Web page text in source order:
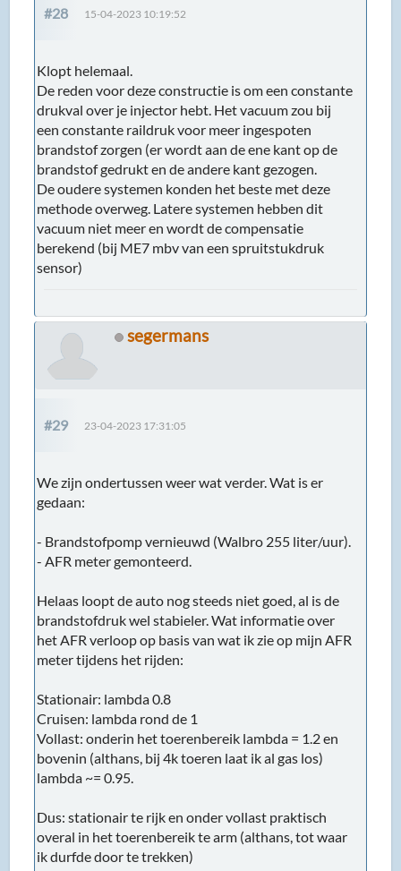
#28 15-04-2023 10:19:52
Klopt helemaal.
De reden voor deze constructie is om een constante
drukval over je injector hebt. Het vacuum zou bij
een constante raildruk voor meer ingespoten
brandstof zorgen (er wordt aan de ene kant op de
brandstof gedrukt en de andere kant gezogen.
De oudere systemen konden het beste met deze
methode overweg. Latere systemen hebben dit
vacuum niet meer en wordt de compensatie
berekend (bij ME7 mbv van een spruitstukdruk
sensor)
segermans
#29 23-04-2023 17:31:05
We zijn ondertussen weer wat verder. Wat is er
gedaan:
- Brandstofpomp vernieuwd (Walbro 255 liter/uur).
- AFR meter gemonteerd.
Helaas loopt de auto nog steeds niet goed, al is de
brandstofdruk wel stabieler. Wat informatie over
het AFR verloop op basis van wat ik zie op mijn AFR
meter tijdens het rijden:
Stationair: lambda 0.8
Cruisen: lambda rond de 1
Vollast: onderin het toerenbereik lambda = 1.2 en
bovenin (althans, bij 4k toeren laat ik al gas los)
lambda ~= 0.95.
Dus: stationair te rijk en onder vollast praktisch
overal in het toerenbereik te arm (althans, tot waar
ik durfde door te trekken)